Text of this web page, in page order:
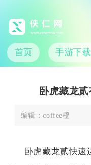
首页 手游下载
卧虎藏龙
编辑：coffee橙
卧虎藏龙贰快速